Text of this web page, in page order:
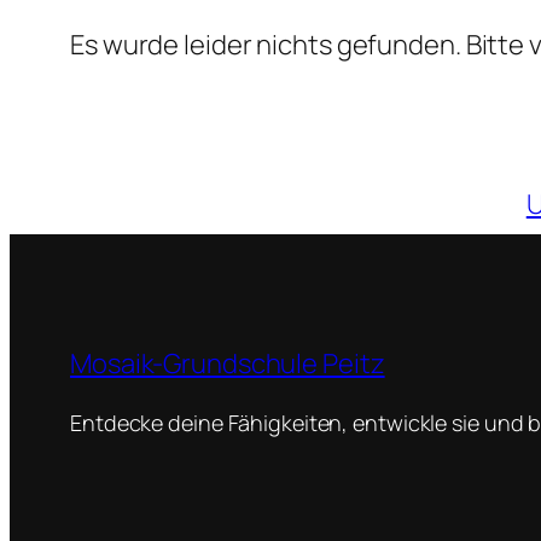
Es wurde leider nichts gefunden. Bitte
Mosaik-Grundschule Peitz
Entdecke deine Fähigkeiten, entwickle sie und